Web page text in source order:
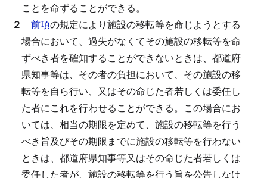
ことを命ずることができる。
２ 前項の規定により施設の移転等を命じようとする
場合において、過失がなくてその施設の移転等を命
ずべき者を確知することができないときは、都道府
県知事等は、その者の負担において、その施設の移
転等を自ら行い、又はその命じた者若しくは委任し
た者にこれを行わせることができる。 この場合にお
いては、相当の期限を定めて、施設の移転等を行う
べき旨及びその期限までに施設の移転等を行わない
ときは、都道府県知事等又はその命じた者若しくは
委任した者が、施設の移転等を行う旨を公告しなけ